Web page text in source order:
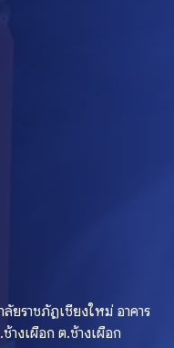
ยราชภัฏเชียงใหม่ อาคาร
างเผือก ต.ช้างเผือก